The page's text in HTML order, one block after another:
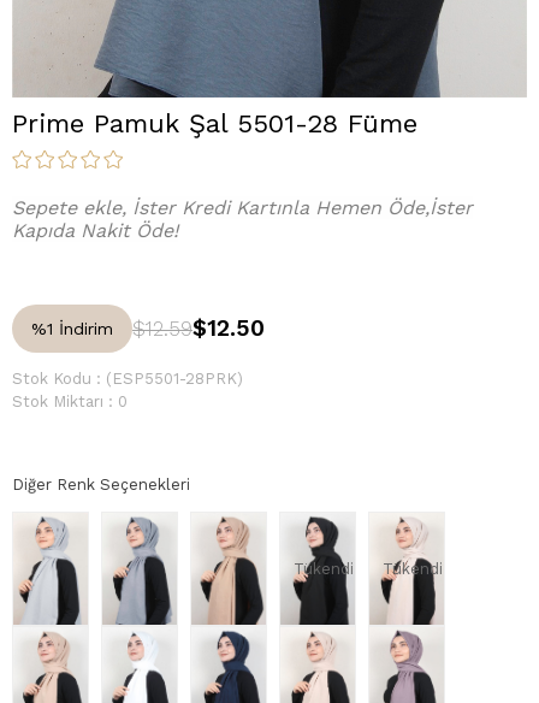
Prime Pamuk Şal 5501-28 Füme
Sepete ekle, İster Kredi Kartınla Hemen Öde,İster
Kapıda Nakit Öde!
%1 İndirim $12.59$12.50
Stok Kodu
(ESP5501-28PRK)
Stok Miktarı : 0
Diğer Renk Seçenekleri
Tükendi Tükendi